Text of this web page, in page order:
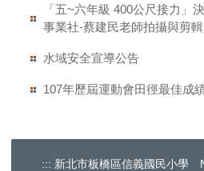
「五~六年級 400公尺接力」
事業社-蔡建民老師拍攝與剪
水域安全宣導公告
107年歷屆運動會田徑最佳成
::: 新北市板橋區信義國民小學